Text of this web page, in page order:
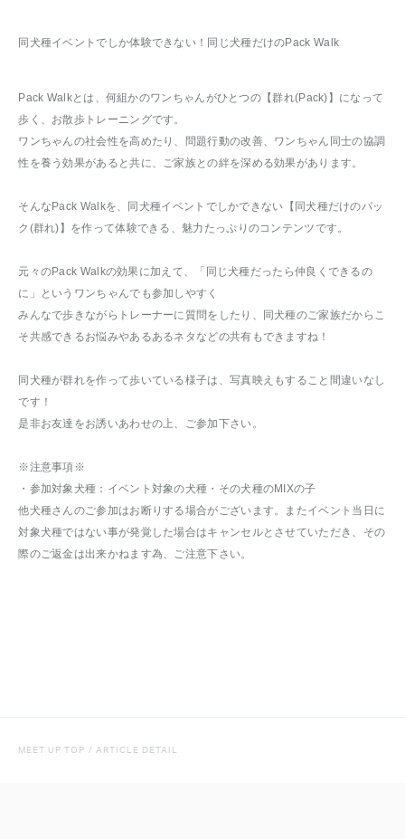
同犬種イベントでしか体験できない！同じ犬種だけのPack Walk
Pack Walkとは、何組かのワンちゃんがひとつの【群れ(Pack)】になって
歩く、お散歩トレーニングです。
ワンちゃんの社会性を高めたり、問題行動の改善、ワンちゃん同士の協調
性を養う効果があると共に、ご家族との絆を深める効果があります。
そんなPack Walkを、同犬種イベントでしかできない【同犬種だけのパッ
ク(群れ)】を作って体験できる、魅力たっぷりのコンテンツです。
元々のPack Walkの効果に加えて、「同じ犬種だったら仲良くできるの
に」というワンちゃんでも参加しやすく
みんなで歩きながらトレーナーに質問をしたり、同犬種のご家族だからこ
そ共感できるお悩みやあるあるネタなどの共有もできますね！
同犬種が群れを作って歩いている様子は、写真映えもすること間違いなし
です！
是非お友達をお誘いあわせの上、ご参加下さい。
※注意事項※
・参加対象犬種：イベント対象の犬種・その犬種のMIXの子
他犬種さんのご参加はお断りする場合がございます。またイベント当日に
対象犬種ではない事が発覚した場合はキャンセルとさせていただき、その
際のご返金は出来かねます為、ご注意下さい。
MEET UP TOP / ARTICLE DETAIL